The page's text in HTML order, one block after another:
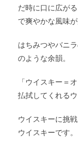
だ時に口に広が
で爽やかな風味が
はちみつやバニ
のような余韻。
「ウイスキー＝
払拭してくれるウ
ウイスキーに挑
ウイスキーです。